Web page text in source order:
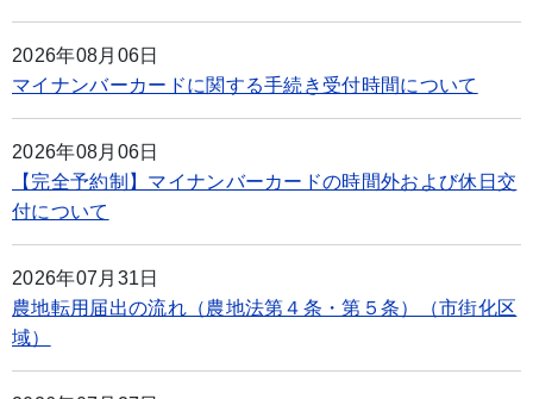
2026年08月06日
マイナンバーカードに関する手続き受付時間について
2026年08月06日
【完全予約制】マイナンバーカードの時間外および休日交
付について
2026年07月31日
農地転用届出の流れ（農地法第４条・第５条）（市街化区
域）